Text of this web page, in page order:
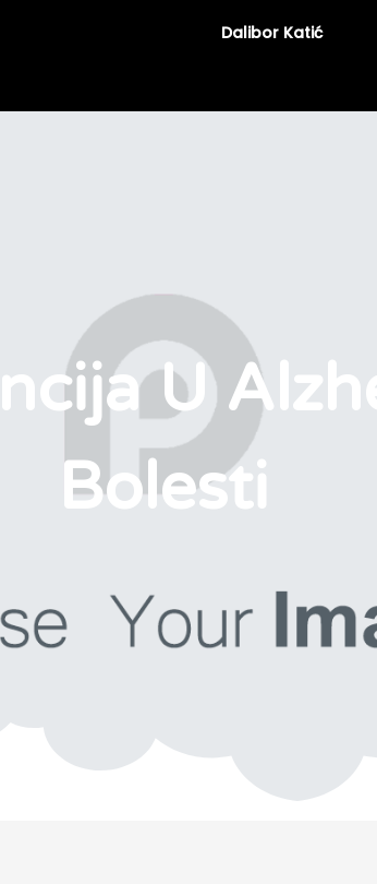
Dalibor Katić
U
Bolesti